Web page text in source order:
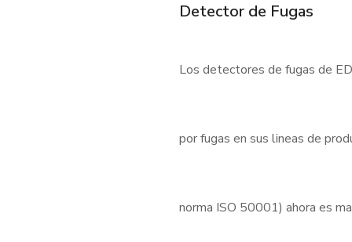
Detector de Fugas
Los detectores de fugas de
por fugas en sus lineas de
norma ISO 50001) ahora es